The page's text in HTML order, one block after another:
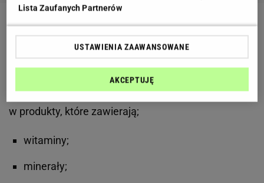
Dieta okinawska - na czym polega?
Okinawski modeldietyskupia się na niskiej gęstości
energetycznej, przy jednoczesnej wysokiej gęstości
odżywczej spożywanych posiłków. Dieta jest bogata
w produkty, które zawierają;
witaminy;
minerały;
Lista Zaufanych Partnerów
USTAWIENIA ZAAWANSOWANE
AKCEPTUJĘ